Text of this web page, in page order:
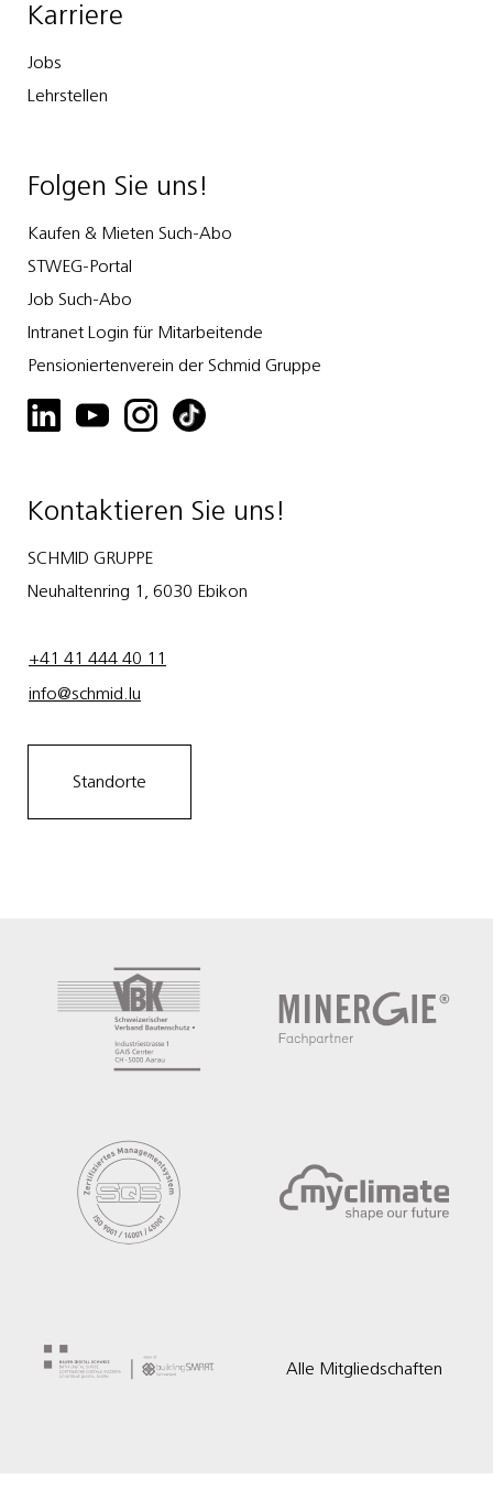
Karriere
Jobs
Lehrstellen
Folgen Sie uns!
Kaufen & Mieten Such-Abo
STWEG-Portal
Job Such-Abo
Intranet Login für Mitarbeitende
Pensioniertenverein der Schmid Gruppe
Kontaktieren Sie uns!
SCHMID GRUPPE
Neuhaltenring 1, 6030 Ebikon
+41 41 444 40 11
info@schmid.lu
Standorte
Alle Mitgliedschaften